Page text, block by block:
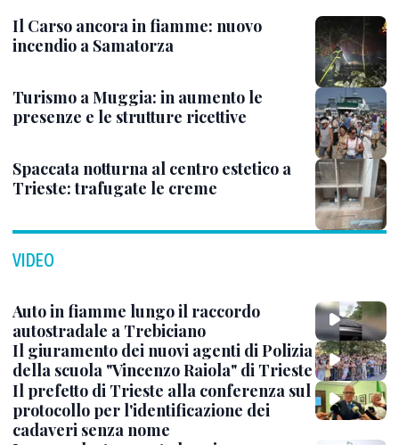
Il Carso ancora in fiamme: nuovo
incendio a Samatorza
Turismo a Muggia: in aumento le
presenze e le strutture ricettive
Spaccata notturna al centro estetico a
Trieste: trafugate le creme
VIDEO
Auto in fiamme lungo il raccordo
autostradale a Trebiciano
Il giuramento dei nuovi agenti di Polizia
della scuola "Vincenzo Raiola" di Trieste
Il prefetto di Trieste alla conferenza sul
protocollo per l'identificazione dei
cadaveri senza nome